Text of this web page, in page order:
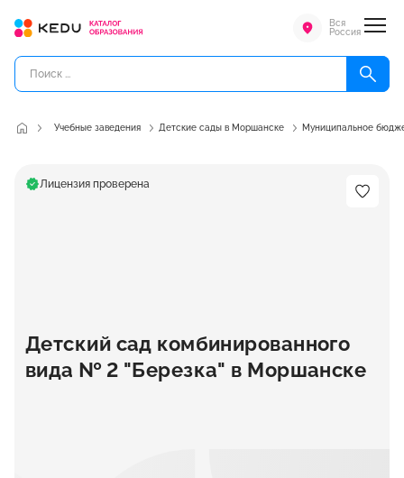
Вся
Россия
Учебные заведения Детские сады в Моршанске Муниципальное
Лицензия проверена
Детский сад комбинированного
вида № 2 "Березка" в Моршанске